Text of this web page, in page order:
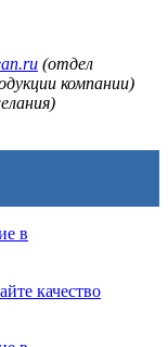
(отдел
компании)
в